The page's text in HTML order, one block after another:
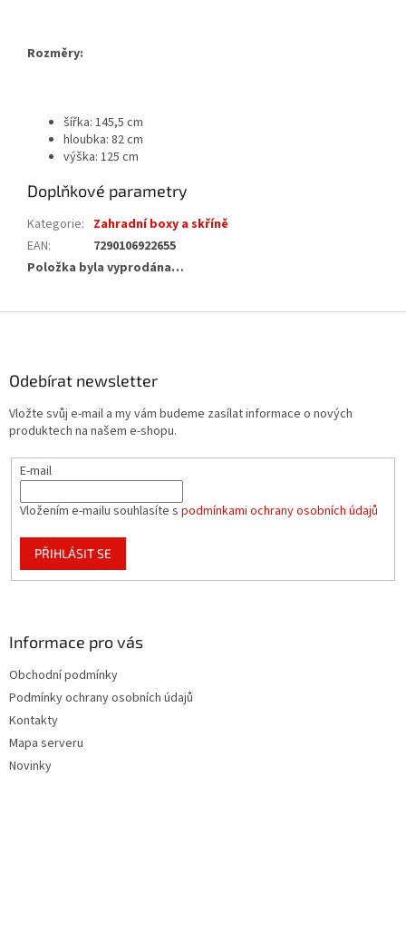
Rozměry:
šířka: 145,5 cm
hloubka: 82 cm
výška: 125 cm
Doplňkové parametry
Kategorie: Zahradní boxy a skříně
EAN:
7290106922655
Položka byla vyprodána…
Odebírat newsletter
Vložte svůj e-mail a my vám budeme zasílat informace o nových
produktech na našem e-shopu.
E-mail
Vložením e-mailu souhlasíte s podmínkami ochrany osobních údajů
PŘIHLÁSIT SE
Informace pro vás
Obchodní podmínky
Podmínky ochrany osobních údajů
Kontakty
Mapa serveru
Novinky